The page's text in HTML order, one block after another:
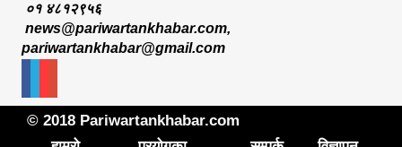
०१ ४८१२९५६
news@pariwartankhabar.com,
pariwartankhabar@gmail.com
© 2018 Pariwartankhabar.com